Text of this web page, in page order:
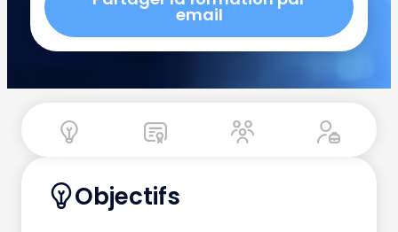
email
Objectifs